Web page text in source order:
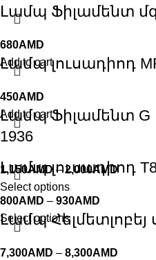
Լամպ Ֆիլամենտ
680AMD
Add to cart
Լամպ լուսադիոդ
450AMD
Add to cart
Լամպ Ֆիլամենտ G
1936
1,150AMD – 2,000AMD
Select options
Լամպ լուսադիոդ T8
800AMD – 930AMD
Select options
Լամպ Հելմետլոբեյ
7,300AMD – 8,300AMD